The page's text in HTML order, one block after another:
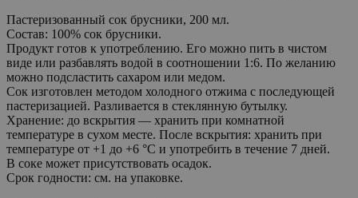
Пастеризованный сок брусники, 200 мл.
Состав: 100% сок брусники.
Продукт готов к употреблению. Его можно пить в чистом
виде или разбавлять водой в соотношении 1:6. По желанию
можно подсластить сахаром или медом.
Сок изготовлен методом холодного отжима с последующей
пастеризацией. Разливается в стеклянную бутылку.
Хранение: до вскрытия — хранить при комнатной
температуре в сухом месте. После вскрытия: хранить при
температуре от +1 до +6 °C и употребить в течение 7 дней.
В соке может присутствовать осадок.
Срок годности: см. на упаковке.